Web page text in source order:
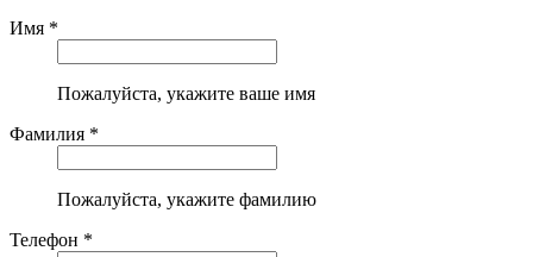
Имя *
Пожалуйста, укажите ваше имя
Фамилия *
Пожалуйста, укажите фамилию
Телефон *